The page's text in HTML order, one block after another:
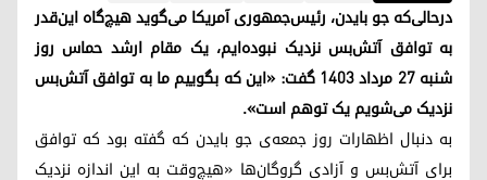
درحالی‌که جو بایدن، رئیس‌جمهوری آمریکا می‌گوید هیچ‌گاه این‌قدر
به توافق آتش‌بس نزدیک نبوده‌ایم، یک مقام ارشد حماس روز
شنبه ۲۷ مرداد ۱۴۰۳ گفت: «این که بگوییم ما به توافق‌ آتش‌بس
نزدیک می‌شویم یک توهم است».
به دنبال اظهارات روز جمعه‌ی جو بایدن که گفته بود که توافق
برای آتش‌بس و آزادی گروگان‌ها «هیچ‌وقت به این اندازه نزدیک